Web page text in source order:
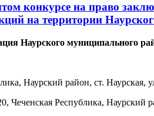
конкурсе на право
на территории
Наурского муниципального
Наурский район, ст. Наурская,
Чеченская Республика, Наурский